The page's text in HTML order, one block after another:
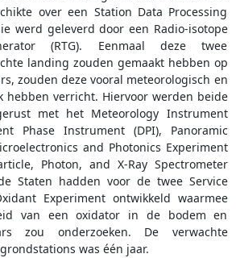
over een Station Data Processing
werd geleverd door een Radio-isotope
(RTG). Eenmaal deze twee
landing zouden gemaakt hebben op
zouden deze vooral meteorologisch en
hebben verricht. Hiervoor werden beide
met het Meteorology Instrument
Phase Instrument (DPI), Panoramic
and Photonics Experiment
Photon, and X-Ray Spectrometer
Staten hadden voor de twee Service
Experiment ontwikkeld waarmee
van een oxidator in de bodem en
zou onderzoeken. De verwachte
was één jaar.